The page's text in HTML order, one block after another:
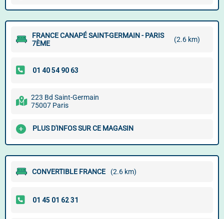
FRANCE CANAPÉ SAINT-GERMAIN - PARIS
7ÈME
(2.6 km)
223 Bd Saint-Germain
75007 Paris
PLUS D'INFOS SUR CE MAGASIN
CONVERTIBLE FRANCE (2.6 km)